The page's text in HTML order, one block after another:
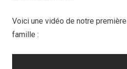
Voici une vidéo de notre
famille :